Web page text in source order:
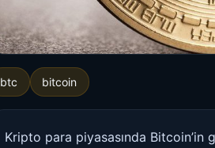
btc bitcoin
Kripto para piyasasında Bitcoin’in